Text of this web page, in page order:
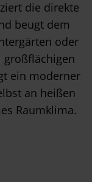
die direkte
beugt dem
oder
großflächigen
ein moderner
an heißen
Raumklima.